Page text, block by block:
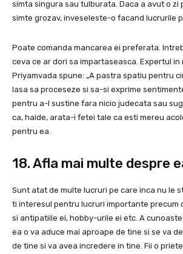
simta singura sau tulburata. Daca a avut o zi
simte grozav, inveseleste-o facand lucrurile
Poate comanda mancarea ei preferata.
ceva ce ar dori sa impartaseasca. Expertul in
Priyamvada spune: „A pastra spatiu pentru
lasa sa proceseze si sa-si exprime
pentru a-l sustine fara nicio judecata sau
ca, haide, arata-i fetei tale ca esti mereu
pentru ea.
18. Afla mai multe despre
Sunt atat de multe lucruri pe care inca nu le
ti interesul pentru lucruri importante precum
si antipatiile ei, hobby-urile ei etc. A
ea o va aduce mai aproape de tine si se va
de tine si va avea incredere in tine. Fii o